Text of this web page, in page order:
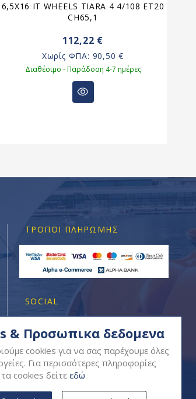
6,5X16 IT WHEELS TIARA 4 4/108 ET20
CH65,1
112,22 €
Χωρίς ΦΠΑ: 90,50 €
Διαθέσιμο - Παράδοση 4-7 ημέρες
ΤΡΌΠΟΙ ΠΛΗΡΩΜΉΣ
SOCIAL
& Προσωπικα δεδομενα
cookies για να σας παρέχουμε όλες
Για περισσότερες πληροφορίες
cookies δείτε εδώ